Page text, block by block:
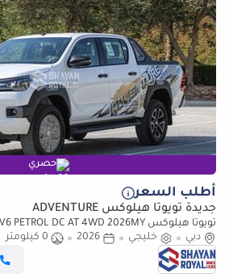
حصري
أطلب السعر
جديدة تويوتا هيلوكس ADVENTURE
تويوتا هيلوكس ADVENTURE 4.0L V6 PETROL DC AT 4WD 2026MY
دبي
خليجي 2026
0 كيلومتر